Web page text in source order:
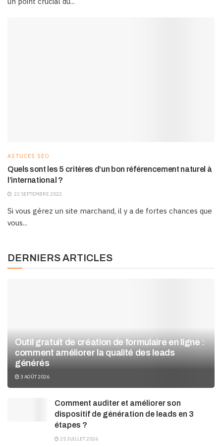
ASTUCES SEO
Quels sont les 5 critères d’un bon référencement naturel à
l’international ?
22 SEPTEMBRE 2022
Si vous gérez un site marchand, il y a de fortes chances que
vous...
DERNIERS ARTICLES
Outil gratuit de création de formulaire en ligne :
comment améliorer la qualité des leads
générés
3 AOÛT 2026
Comment auditer et améliorer son
dispositif de génération de leads en 3
étapes ?
25 JUILLET 2026